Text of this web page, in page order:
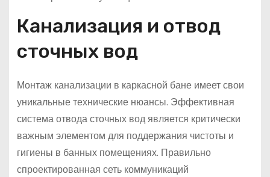
Канализация и отвод
сточных вод
Монтаж канализации в каркасной бане имеет свои
уникальные технические нюансы. Эффективная
система отвода сточных вод является критически
важным элементом для поддержания чистоты и
гигиены в банных помещениях. Правильно
спроектированная сеть коммуникаций